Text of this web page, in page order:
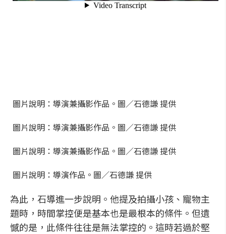
圖片說明：導演兼攝影作品。圖／石德謙 提供
圖片說明：導演兼攝影作品。圖／石德謙 提供
圖片說明：導演兼攝影作品。圖／石德謙 提供
圖片說明：導演作品。圖／石德謙 提供
為此，石導進一步說明。他提及拍攝小孩、寵物主
題時，時間掌控便是基本也是最根本的條件。但遺
憾的是，此條件往往是無法掌控的。這時若過於堅